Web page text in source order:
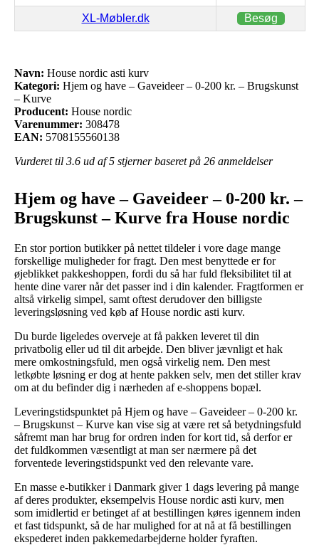
XL-Møbler.dk Besøg
Navn: House nordic asti kurv
Kategori: Hjem og have – Gaveideer – 0-200 kr. – Brugskunst
– Kurve
Producent: House nordic
Varenummer: 308478
EAN: 5708155560138
Vurderet til 3.6 ud af 5 stjerner baseret på 26 anmeldelser
Hjem og have – Gaveideer – 0-200 kr. –
Brugskunst – Kurve fra House nordic
En stor portion butikker på nettet tildeler i vore dage mange
forskellige muligheder for fragt. Den mest benyttede er for
øjeblikket pakkeshoppen, fordi du så har fuld fleksibilitet til at
hente dine varer når det passer ind i din kalender. Fragtformen er
altså virkelig simpel, samt oftest derudover den billigste
leveringsløsning ved køb af House nordic asti kurv.
Du burde ligeledes overveje at få pakken leveret til din
privatbolig eller ud til dit arbejde. Den bliver jævnligt et hak
mere omkostningsfuld, men også virkelig nem. Den mest
letkøbte løsning er dog at hente pakken selv, men det stiller krav
om at du befinder dig i nærheden af e-shoppens bopæl.
Leveringstidspunktet på Hjem og have – Gaveideer – 0-200 kr.
– Brugskunst – Kurve kan vise sig at være ret så betydningsfuld
såfremt man har brug for ordren inden for kort tid, så derfor er
det fuldkommen væsentligt at man ser nærmere på det
forventede leveringstidspunkt ved den relevante vare.
En masse e-butikker i Danmark giver 1 dags levering på mange
af deres produkter, eksempelvis House nordic asti kurv, men
som imidlertid er betinget af at bestillingen køres igennem inden
et fast tidspunkt, så de har mulighed for at nå at få bestillingen
ekspederet inden pakkemedarbejderne holder fyraften.